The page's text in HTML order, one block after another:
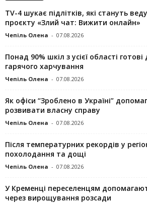
TV-4 шукає підлітків, які стануть
проєкту «Злий чат: Вижити онлайн»
Чепіль Олена - 07.08.2026
Понад 90% шкіл з усієї області
гарячого харчування
Чепіль Олена - 07.08.2026
Як офіси “Зроблено в Україні”
розвивати власну справу
Чепіль Олена - 07.08.2026
Після температурних рекордів у
похолодання та дощі
Чепіль Олена - 07.08.2026
У Кременці переселенцям
через вирощування розсади